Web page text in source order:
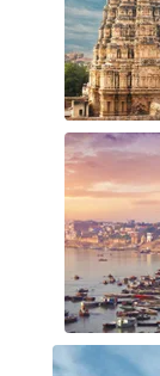
این کشور
هند جامعی
سفر لذت‌بخش